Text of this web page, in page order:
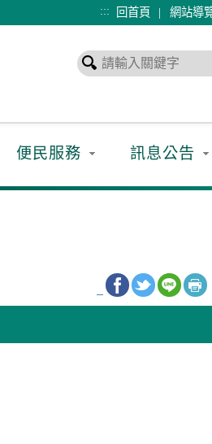
::: 回首頁 | 網站導
便民服務 訊息公告